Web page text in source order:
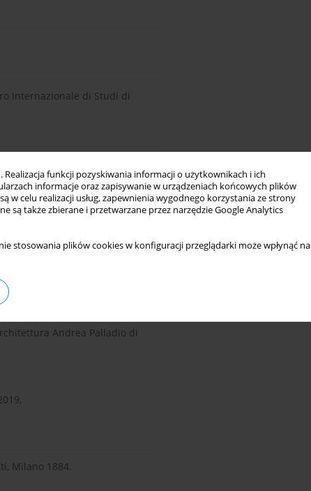
funkcji pozyskiwania informacji o użytkownikach i ich
informacje oraz zapisywanie w urządzeniach końcowych plików
w celu realizacji usług, zapewnienia wygodnego korzystania ze strony
są także zbierane i przetwarzane przez narzędzie Google Analytics
stosowania plików cookies w konfiguracji przeglądarki może wpłynąć na
Internazionale di Studi di
Architettura Andrea Palladio
Andrea Palladio di
Milano 1884.